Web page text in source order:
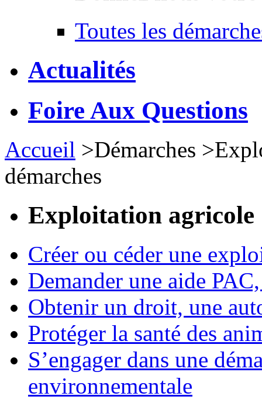
Toutes les
Actualités
Foire Aux Questions
Accueil >Démarches >
démarches
Exploitation agricole
Créer ou céder une
Demander une aide
Obtenir un droit, une
Protéger la santé des
S’engager dans une
environnementale